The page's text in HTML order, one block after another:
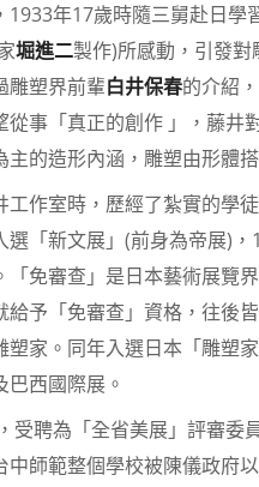
1933年17歲時隨三舅赴日
堀進二製作)所感動，引發
雕塑界前輩白井保春的介紹
從事 「真正的創作 」，藤井
主的造形內涵，雕塑由形體
工作室時，歷經了紮實的學
選「新文展」(前身為帝展)
「免審查」是日本藝術展覽
給予「免審查」資格，往後
塑家。同年入選日本「雕塑
巴西國際展。
受聘為「全省美展」評審委
中師範整個學校被陳儀政府